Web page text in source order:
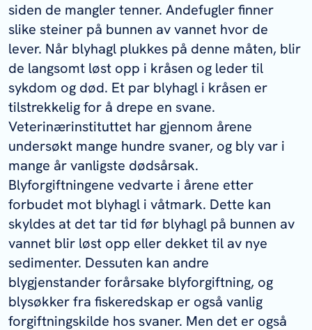
siden de mangler tenner. Andefugler finner
slike steiner på bunnen av vannet hvor de
lever. Når blyhagl plukkes på denne måten, blir
de langsomt løst opp i kråsen og leder til
sykdom og død. Et par blyhagl i kråsen er
tilstrekkelig for å drepe en svane.
Veterinærinstituttet har gjennom årene
undersøkt mange hundre svaner, og bly var i
mange år vanligste dødsårsak.
Blyforgiftningene vedvarte i årene etter
forbudet mot blyhagl i våtmark. Dette kan
skyldes at det tar tid før blyhagl på bunnen av
vannet blir løst opp eller dekket til av nye
sedimenter. Dessuten kan andre
blygjenstander forårsake blyforgiftning, og
blysøkker fra fiskeredskap er også vanlig
forgiftningskilde hos svaner. Men det er også